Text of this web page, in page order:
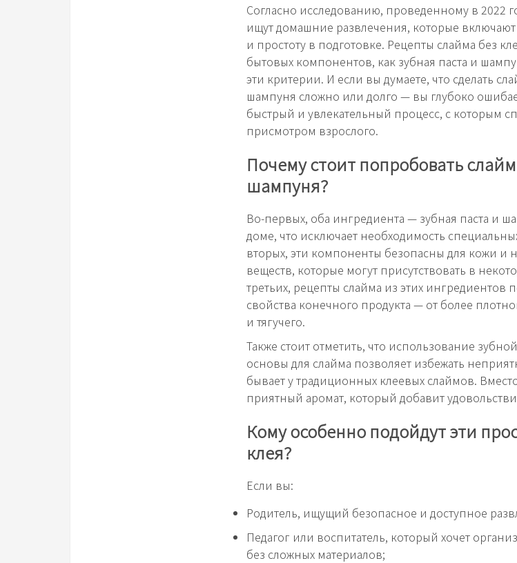
Согласно исследованию, проведенному в 2022
ищут домашние развлечения, которые
и простоту в подготовке. Рецепты слайма без
бытовых компонентов, как зубная паста и
эти критерии. И если вы думаете, что сделать
шампуня сложно или долго — вы глубоко
быстрый и увлекательный процесс, с которым
присмотром взрослого.
Почему стоит попробовать
шампуня?
Во-первых, оба ингредиента — зубная паста и
доме, что исключает необходимость
вторых, эти компоненты безопасны для кожи и
веществ, которые могут присутствовать в
третьих, рецепты слайма из этих ингредиентов
свойства конечного продукта — от более
и тягучего.
Также стоит отметить, что использование
основы для слайма позволяет избежать
бывает у традиционных клеевых слаймов.
приятный аромат, который добавит
Кому особенно подойдут эти
клея?
Если вы:
Родитель, ищущий безопасное и доступное
Педагог или воспитатель, который хочет
без сложных материалов;